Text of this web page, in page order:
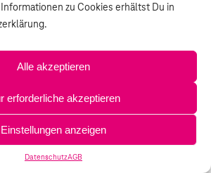
zu Cookies erhältst Du in
Alle akzeptieren
erforderliche akzeptieren
Einstellungen anzeigen
DatenschutzAGB